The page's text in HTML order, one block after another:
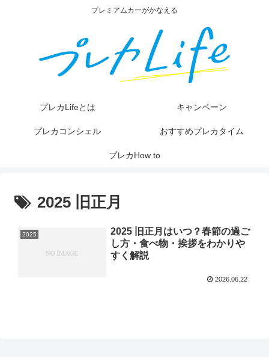
プレミアムカーがかなえる
プレカLifeとは キャンペーン
プレカコンシェル おすすめプレカタイム
プレカHow to
2025 旧正月
2025
2025 旧正月はいつ？春節の過ご
し方・食べ物・挨拶をわかりや
すく解説
2026.06.22